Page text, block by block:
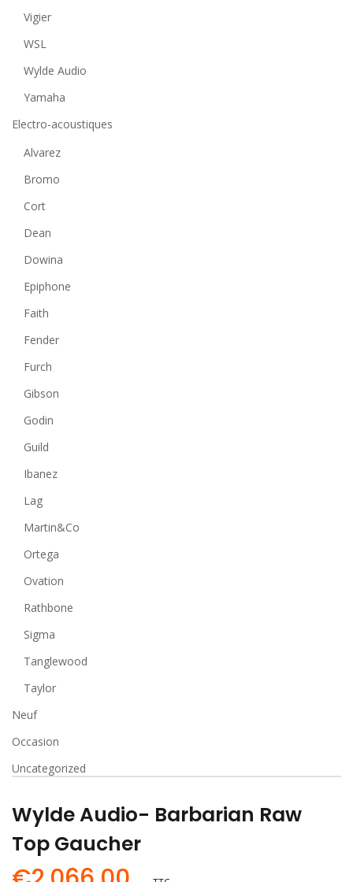
Vigier
WSL
Wylde Audio
Yamaha
Electro-acoustiques
Alvarez
Bromo
Cort
Dean
Dowina
Epiphone
Faith
Fender
Furch
Gibson
Godin
Guild
Ibanez
Lag
Martin&Co
Ortega
Ovation
Rathbone
Sigma
Tanglewood
Taylor
Neuf
Occasion
Uncategorized
Wylde Audio- Barbarian Raw
Top Gaucher